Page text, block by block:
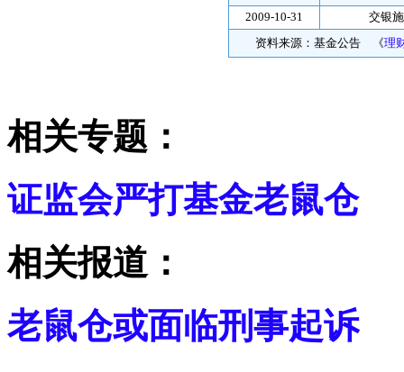
2009-10-31
交银
资料来源：基金公告 《理
相关专题：
证监会严打基金老鼠仓
相关报道：
老鼠仓或面临刑事起诉